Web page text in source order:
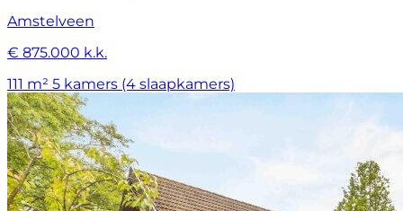
Amstelveen
€ 875.000 k.k.
111 m² 5 kamers (4 slaapkamers)